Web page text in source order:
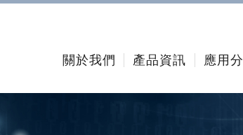
關於我們 產品資訊 應用